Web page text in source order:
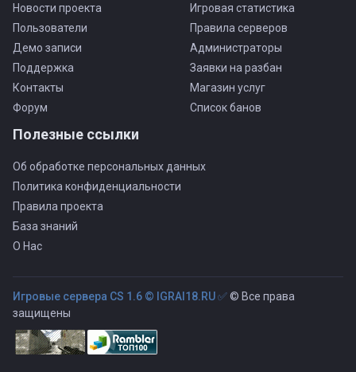
Новости проекта
Пользователи
Демо записи
Поддержка
Контакты
Форум
Игровая статистика
Правила серверов
Администраторы
Заявки на разбан
Магазин услуг
Список банов
Полезные ссылки
Об обработке персональных данных
Политика конфиденциальности
Правила проекта
База знаний
О Нас
Игровые сервера CS 1.6 © IGRAI18.RU ✅© Все права
защищены